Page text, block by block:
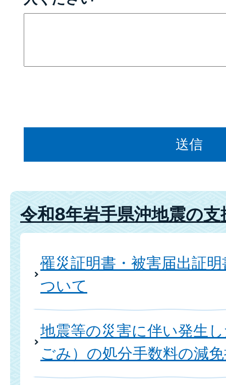
令和8年岩手県沖地震の支
罹災証明書・被害届出証
ついて
地震等の災害に伴い発生
ごみ）の処分手数料の減